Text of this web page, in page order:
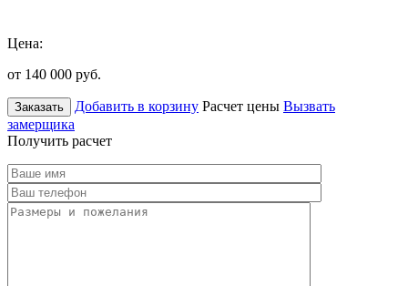
Цена:
от 140 000 руб.
Заказать Добавить в корзину Расчет цены Вызвать
замерщика
Получить расчет